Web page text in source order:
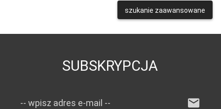
szukanie zaawansowane
SUBSKRYPCJA
-- wpisz adres e-mail --